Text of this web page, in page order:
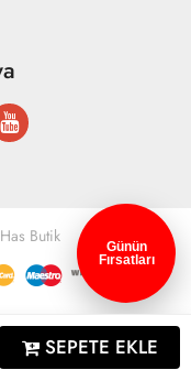
SEPETE EKLE
Butik
Sipariş Takibi İletişim
Günün
Fırsatları